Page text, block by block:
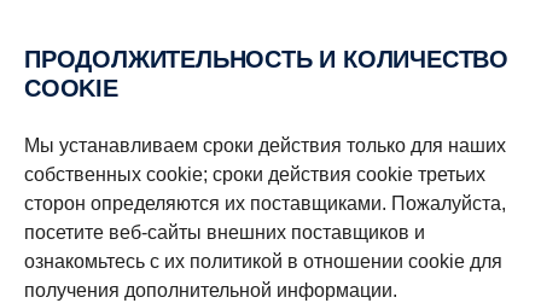
ПРОДОЛЖИТЕЛЬНОСТЬ И КОЛИЧЕСТВО
COOKIE
Мы устанавливаем сроки действия только для наших
собственных cookie; сроки действия cookie третьих
сторон определяются их поставщиками. Пожалуйста,
посетите веб-сайты внешних поставщиков и
ознакомьтесь с их политикой в отношении cookie для
получения дополнительной информации.